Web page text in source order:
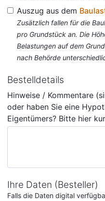
Auszug aus dem
Zusätzlich fallen für die
pro Grundstück an. Die
Belastungen auf dem
nach Behörde
Bestelldetails
Hinweise / Kommentare
oder haben Sie eine
Eigentümers? Bitte hier
Ihre Daten (Besteller)
Falls die Daten digital